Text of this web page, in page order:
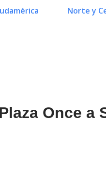
Norte y
Once a